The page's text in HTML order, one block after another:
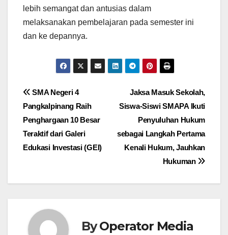
lebih semangat dan antusias dalam
melaksanakan pembelajaran pada semester ini
dan ke depannya.
Post
navigation
Jaksa Masuk Sekolah,
Siswa-Siswi SMAPA Ikuti
Penyuluhan Hukum
sebagai Langkah Pertama
Kenali Hukum, Jauhkan
Hukuman
SMA Negeri 4
Pangkalpinang Raih
Penghargaan 10 Besar
Teraktif dari Galeri
Edukasi Investasi (GEI)
ByOperator Media